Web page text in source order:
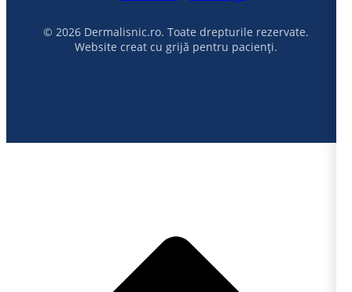
© 2026 Dermalisnic.ro. Toate drepturile rezervate.
Website creat cu grijă pentru pacienți.